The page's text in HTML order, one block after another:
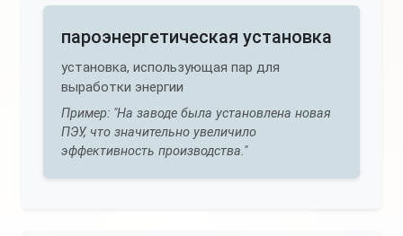
пароэнергетическая установка
установка, использующая пар для
выработки энергии
Пример: "На заводе была установлена новая
ПЭУ, что значительно увеличило
эффективность производства."